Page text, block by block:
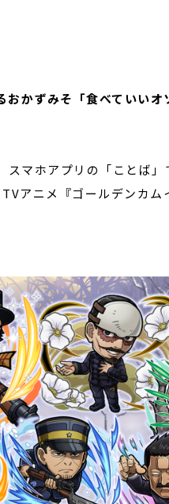
かずみそ「食べていいオ
マホアプリの「ことば」
アニメ『ゴールデンカム